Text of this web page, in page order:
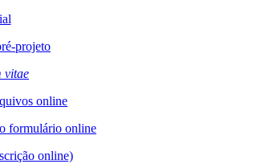
projeto
vitae
online
formulário online
online)